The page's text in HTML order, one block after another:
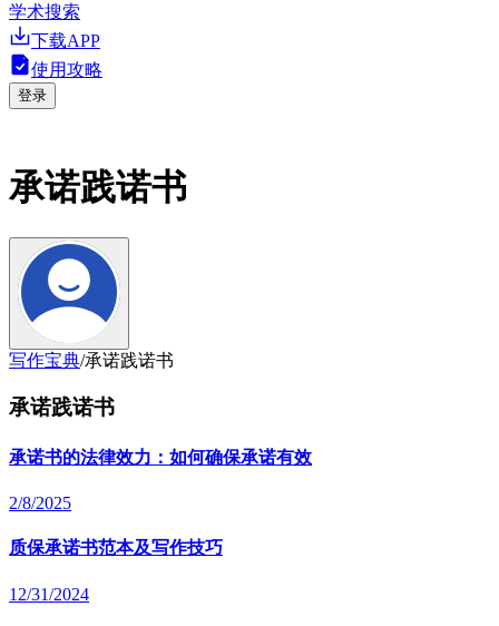
学术搜索
下载APP
使用攻略
登录
承诺践诺书
写作宝典/承诺践诺书
承诺践诺书
承诺书的法律效力：如何确保承诺有效
2/8/2025
质保承诺书范本及写作技巧
12/31/2024